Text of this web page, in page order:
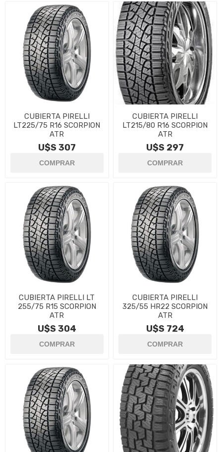
CUBIERTA PIRELLI
LT225/75 R16 SCORPION
ATR
U$S 307
CUBIERTA PIRELLI
LT215/80 R16 SCORPION
ATR
U$S 297
CUBIERTA PIRELLI LT
255/75 R15 SCORPION
ATR
U$S 304
CUBIERTA PIRELLI
325/55 HR22 SCORPION
ATR
U$S 724